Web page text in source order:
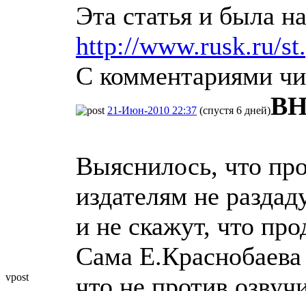
Эта статья и была
http://www.rusk.ru/
С комментариями
vpost
21-Июн-2010 22:37 (спустя 6 дней)
Выяснилось, что
издателям не
и не скажут, что
Сама